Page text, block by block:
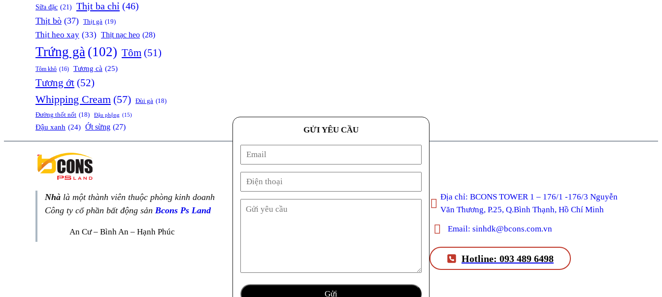
Sữa đặc (21) Thịt ba chỉ (46)
Thịt bò (37) Thịt gà (19)
Thịt heo xay (33) Thịt nạc heo (28)
Trứng gà (102) Tôm (51)
Tôm khô (16) Tương cà (25)
Tương ớt (52)
Whipping Cream (57) Đùi gà (18)
Đường thốt nốt (18) Đậu phộng (15)
Đậu xanh (24) Ớt sừng (27)
Nhà là một thành viên thuộc phòng kinh doanh
Công ty cổ phần bất động sản Bcons Ps Land
An Cư – Bình An – Hạnh Phúc
GỬI YÊU CẦU
Địa chỉ: BCONS TOWER 1 – 176/1 -176/3 Nguyễn
Văn Thương, P.25, Q.Bình Thạnh, Hồ Chí Minh
Email: sinhdk@bcons.com.vn
Hotline: 093 489 6498